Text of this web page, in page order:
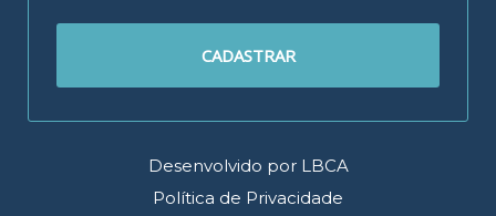
CADASTRAR
Desenvolvido por LBCA
Política de Privacidade